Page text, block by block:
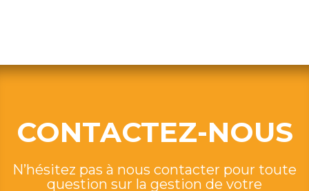
CONTACTEZ-NOUS
N’hésitez pas à nous contacter pour toute
question sur la gestion de votre